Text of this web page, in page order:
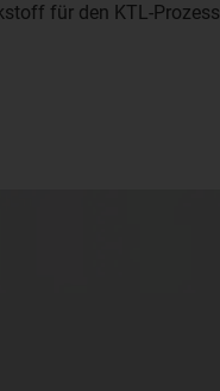
für den KTL-Prozess